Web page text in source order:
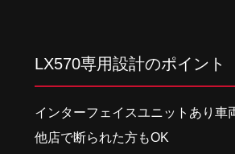
LX570専用設計のポイント
インターフェイスユニットあり
他店で断られた方もOK